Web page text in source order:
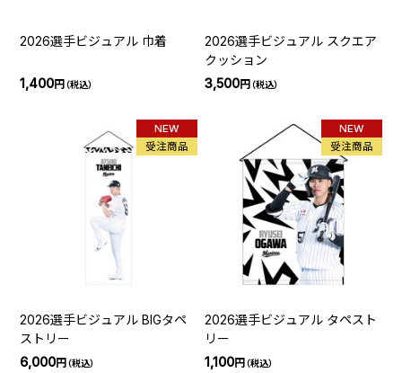
2026選手ビジュアル 巾着
1,400円（税込）
2026選手ビジュアル スクエア
クッション
3,500円（税込）
NEW
受注商品
2026選手ビジュアル BIGタペ
ストリー
6,000円（税込）
NEW
受注商品
2026選手ビジュアル タペスト
リー
1,100円（税込）